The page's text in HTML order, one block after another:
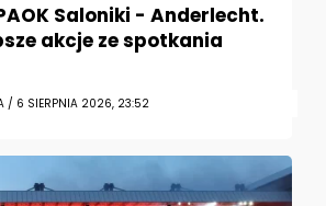
Saloniki - Anderlecht.
akcje ze spotkania
/ 6 SIERPNIA 2026, 23:52